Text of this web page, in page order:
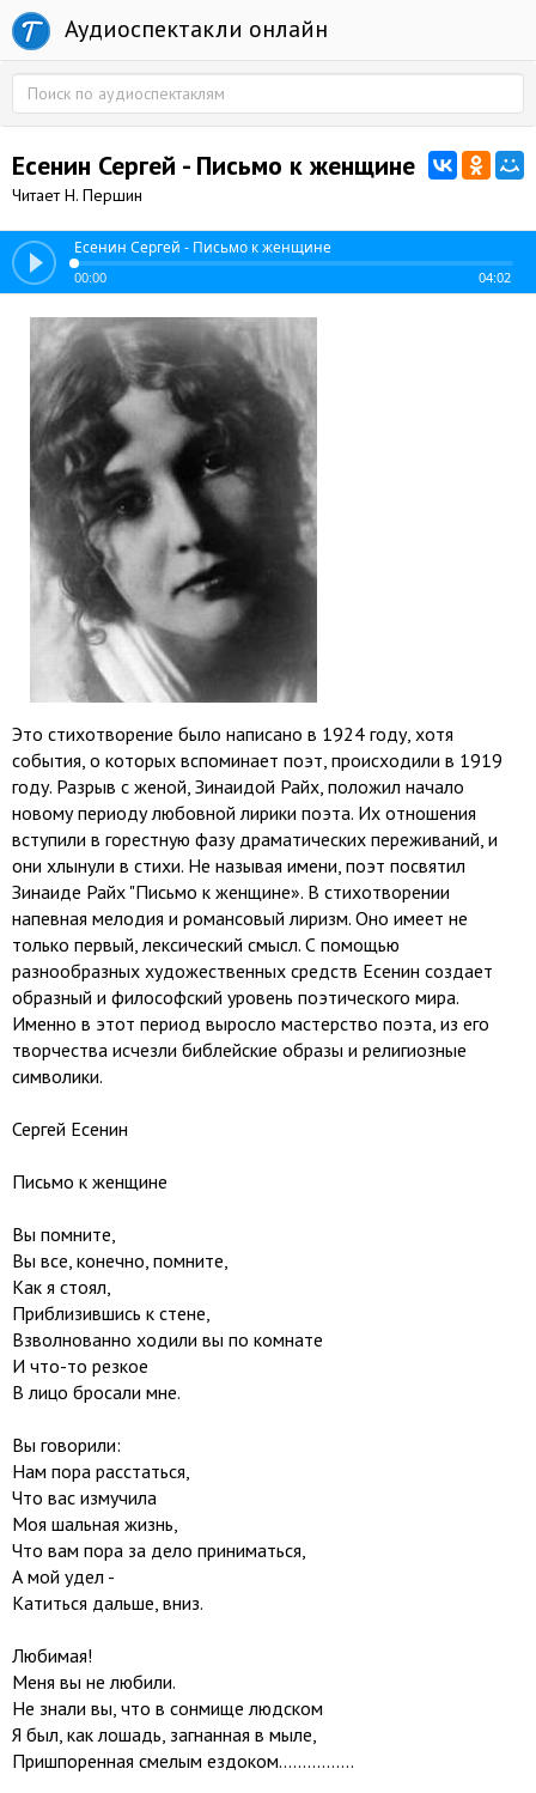
Аудиоспектакли онлайн
Есенин Сергей - Письмо к женщине
Читает Н. Першин
Есенин Сергей - Письмо к женщине
00:00 04:02
Это стихотворение было написано в 1924 году, хотя
события, о которых вспоминает поэт, происходили в 1919
году. Разрыв с женой, Зинаидой Райх, положил начало
новому периоду любовной лирики поэта. Их отношения
вступили в горестную фазу драматических переживаний, и
они хлынули в стихи. Не называя имени, поэт посвятил
Зинаиде Райх "Письмо к женщине». В стихотворении
напевная мелодия и романсовый лиризм. Оно имеет не
только первый, лексический смысл. С помощью
разнообразных художественных средств Есенин создает
образный и философский уровень поэтического мира.
Именно в этот период выросло мастерство поэта, из его
творчества исчезли библейские образы и религиозные
символики.
Сергей Есенин
Письмо к женщине
Вы помните,
Вы все, конечно, помните,
Как я стоял,
Приблизившись к стене,
Взволнованно ходили вы по комнате
И что-то резкое
В лицо бросали мне.
Вы говорили:
Нам пора расстаться,
Что вас измучила
Моя шальная жизнь,
Что вам пора за дело приниматься,
А мой удел -
Катиться дальше, вниз.
Любимая!
Меня вы не любили.
Не знали вы, что в сонмище людском
Я был, как лошадь, загнанная в мыле,
Пришпоренная смелым ездоком................